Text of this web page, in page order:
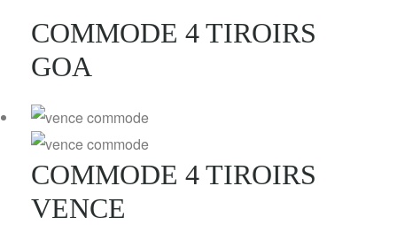
COMMODE 4 TIROIRS
GOA
COMMODE 4 TIROIRS
VENCE